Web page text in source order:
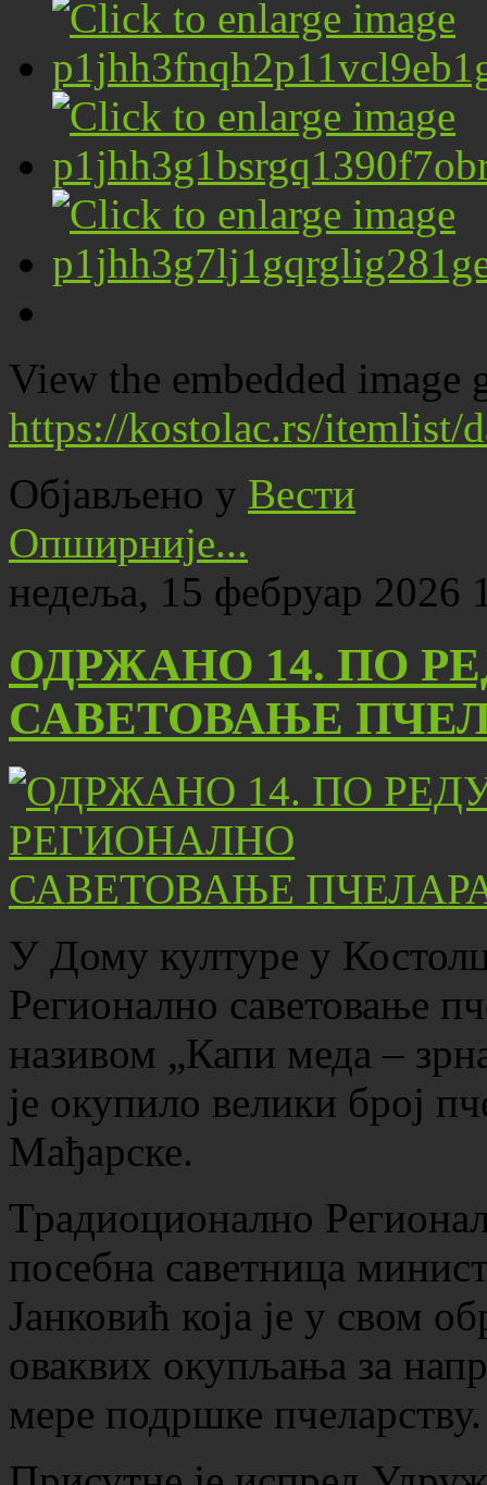
View the embedded image
https://kostolac.rs/itemlist/
Објављено у Вести
Опширније...
недеља, 15 фебруар 2026
ОДРЖАНО 14. ПО
САВЕТОВАЊЕ
У Дому културе у
Регионално саветовање
називом „Капи меда –
је окупило велики број
Мађарске.
Традиоционално
посебна саветница
Јанковић која је у свом
оваквих окупљања за
мере подршке пчеларству.